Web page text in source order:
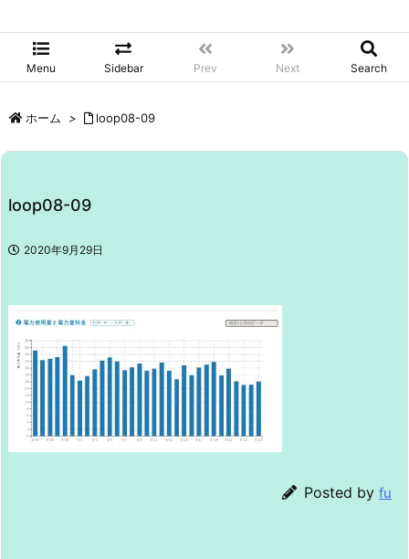
Menu Sidebar Prev Next Search
ホーム > loop08-09
loop08-09
2020年9月29日
Posted by fu